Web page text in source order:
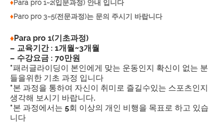
♦Para pro 1~2(입문과정) 안내 입니다
♦Paro pro 3~5(전문과정)는 문의 주시기 바랍니다
♦Para pro 1(기초과정)
– 교육기간 : 1개월~3개월
– 수강요금 : 70만원
*패러글라이딩이 본인에게 맞는 운동인지 확신이 없는 분
들을위한 기초 과정 입니다
*본 과정을 통하여 자신이 취미로 즐길수있는 스포츠인지
생각해 보시기 바랍니다.
*본 과정에서는 5회 이상의 개인 비행을 목표로 하고 있습
니다